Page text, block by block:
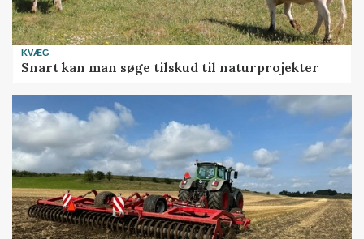
KVÆG
Snart kan man søge tilskud til naturprojekter